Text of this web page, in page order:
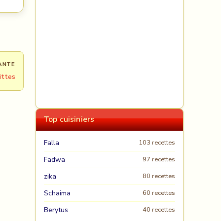
Top cuisiniers
Falla 103 recettes
Fadwa 97 recettes
zika 80 recettes
Schaima 60 recettes
Berytus
40 recettes